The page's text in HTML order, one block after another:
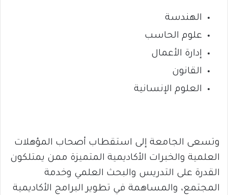
الهندسة
علوم الحاسب
إدارة الأعمال
القانون
العلوم الإنسانية
وتسعى الجامعة إلى استقطاب أصحاب المؤهلات
العلمية والخبرات الأكاديمية المتميزة ممن يمتلكون
القدرة على التدريس والبحث العلمي وخدمة
المجتمع، والمساهمة في تطوير البرامج الأكاديمية